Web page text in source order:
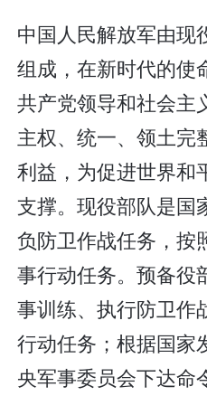
中国人民解放军由现
组成，在新时代的使
共产党领导和社会主
主权、统一、领土完
利益，为促进世界和
支撑。现役部队是国
负防卫作战任务，按
事行动任务。预备役
事训练、执行防卫作
行动任务；根据国家
央军事委员会下达命